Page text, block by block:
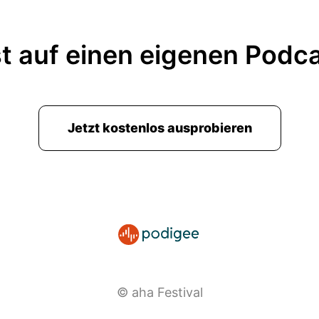
auf einen eigenen
Jetzt kostenlos ausprobieren
© aha Festival